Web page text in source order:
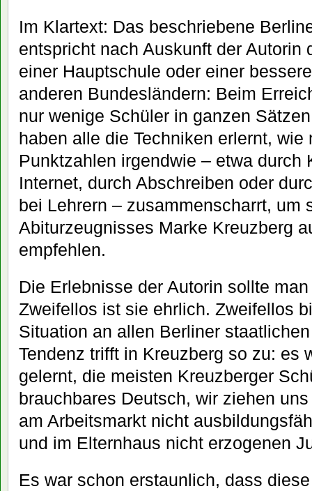
Im Klartext: Das beschriebene
entspricht nach Auskunft der Autorin
einer Hauptschule oder einer
anderen Bundesländern: Beim
nur wenige Schüler in ganzen
haben alle die Techniken erlernt,
Punktzahlen irgendwie – etwa durch
Internet, durch Abschreiben oder
bei Lehrern – zusammenscharrt, um
Abiturzeugnisses Marke Kreuzberg
empfehlen.
Die Erlebnisse der Autorin sollte
Zweifellos ist sie ehrlich. Zweifellos
Situation an allen Berliner
Tendenz trifft in Kreuzberg so zu: es
gelernt, die meisten Kreuzberger
brauchbares Deutsch, wir ziehen
am Arbeitsmarkt nicht
und im Elternhaus nicht erzogenen
Es war schon erstaunlich, dass